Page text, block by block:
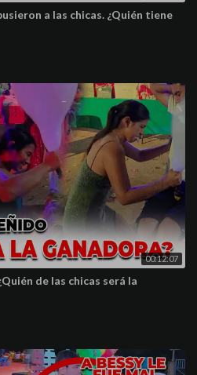
a las chicas. ¿Quién tiene
00:12:07
de las chicas será la